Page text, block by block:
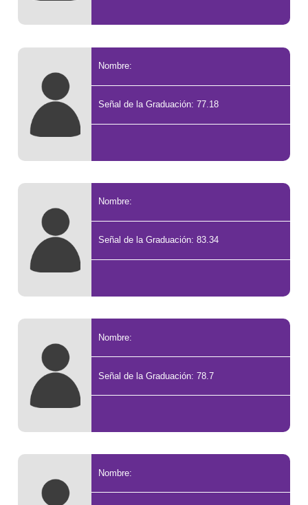
Nombre:
Señal de la Graduación: 77.18
Nombre:
Señal de la Graduación: 83.34
Nombre:
Señal de la Graduación: 78.7
Nombre: